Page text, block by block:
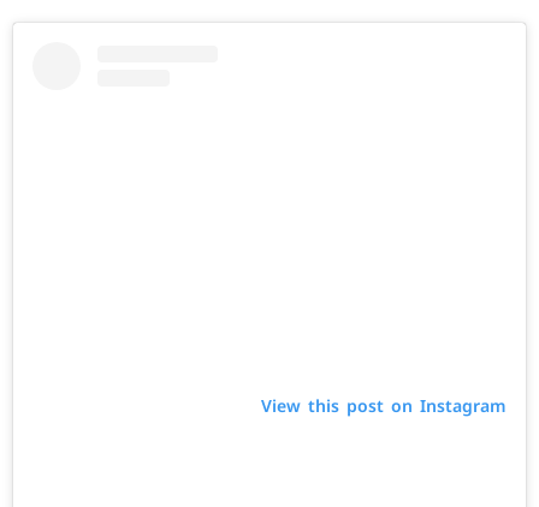
View this post on Instagram